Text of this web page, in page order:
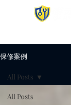
保修案例
All Posts
All Posts